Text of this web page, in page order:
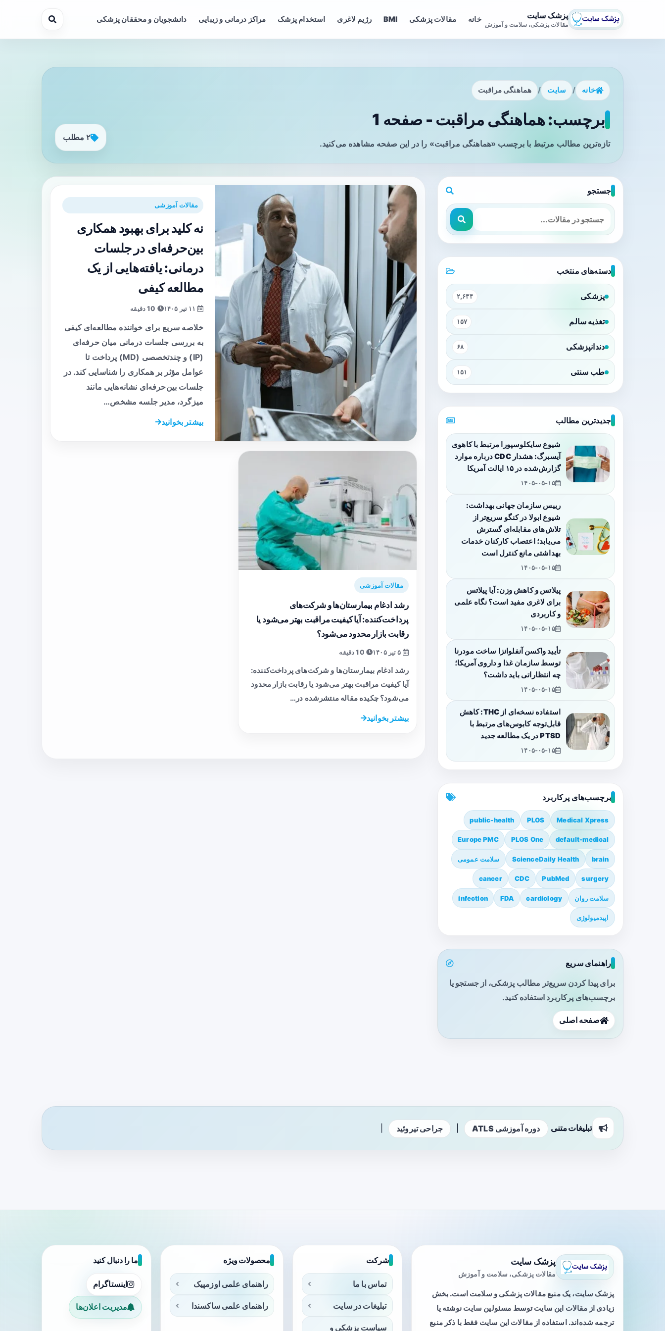
پزشک سایت
مقالات پزشکی، سلامت و آموزش
خانه مقالات پزشکی BMI رژیم لاغری استخدام پزشک مراکز درمانی و زیبایی دانشجویان و محققان پزشکی
خانه / سایت / هماهنگی مراقبت
برچسب: هماهنگی مراقبت - صفحه 1
تازه‌ترین مطالب مرتبط با برچسب «هماهنگی مراقبت» را در این صفحه مشاهده می‌کنید.
۲ مطلب
مقالات آموزشی
نه کلید برای بهبود همکاری
بین‌حرفه‌ای در جلسات
درمانی: یافته‌هایی از یک
مطالعه کیفی
خلاصه سریع برای خواننده مطالعه‌ای کیفی
به بررسی جلسات درمانی میان حرفه‌ای
(IP) و چندتخصصی (MD) پرداخت تا
عوامل مؤثر بر همکاری را شناسایی کند. در
جلسات بین‌حرفه‌ای نشانه‌هایی مانند
میزگرد، مدیر جلسه مشخص…
بیشتر بخوانید
مقالات آموزشی
رشد ادغام بیمارستان‌ها و شرکت‌های
پرداخت‌کننده: آیا کیفیت مراقبت بهتر می‌شود یا
رقابت بازار محدود می‌شود؟
رشد ادغام بیمارستان‌ها و شرکت‌های پرداخت‌کننده:
آیا کیفیت مراقبت بهتر می‌شود یا رقابت بازار محدود
می‌شود؟ چکیده مقاله منتشرشده در…
بیشتر بخوانید
جستجو
دسته‌های منتخب
پزشکی ۲,۶۳۴
تغذیه سالم ۱۵۷
دندانپزشکی ۶۸
طب سنتی ۱۵۱
جدیدترین مطالب
شیوع سایکلوسپورا مرتبط با کاهوی
آیسبرگ: هشدار CDC درباره موارد
گزارش‌شده در ۱۵ ایالت آمریکا
۱۴۰۵-۰۵-۱۵
رییس سازمان جهانی بهداشت:
شیوع ابولا در کنگو سریع‌تر از
تلاش‌های مقابله‌ای گسترش
می‌یابد؛ اعتصاب کارکنان خدمات
بهداشتی مانع کنترل است
۱۴۰۵-۰۵-۱۵
پیلاتس و کاهش وزن: آیا پیلاتس
برای لاغری مفید است؟ نگاه علمی
و کاربردی
۱۴۰۵-۰۵-۱۵
تأیید واکسن آنفلوانزا ساخت مودرنا
توسط سازمان غذا و داروی آمریکا؛
چه انتظاراتی باید داشت؟
۱۴۰۵-۰۵-۱۵
استفاده نسخه‌ای از THC: کاهش
قابل‌توجه کابوس‌های مرتبط با
PTSD در یک مطالعه جدید
۱۴۰۵-۰۵-۱۵
برچسب‌های پرکاربرد
Medical Xpress
PLOS
public-health
default-medical
PLOS One
Europe PMC
brain
ScienceDaily Health سلامت عمومی
surgery
PubMed
CDC
cancer
سلامت روان cardiology
FDA
infection
اپیدمیولوژی
راهنمای سریع
برای پیدا کردن سریع‌تر مطالب پزشکی، از جستجو یا
برچسب‌های پرکاربرد استفاده کنید.
صفحه اصلی
تبلیغات متنی دوره آموزشی ATLS جراحی تیروئید
پزشک سایت
مقالات پزشکی، سلامت و آموزش
پزشک سایت، یک منبع مقالات پزشکی و سلامت است. بخش
زیادی از مقالات این سایت توسط مسئولین سایت نوشته یا
ترجمه شده‌اند. استفاده از مقالات این سایت فقط با ذکر منبع
شرکت
تماس با ما
تبلیغات در سایت
سیاست پزشکی و
محصولات ویژه
راهنمای علمی اوزمپیک
راهنمای علمی ساکسندا
ما را دنبال کنید
اینستاگرام
مدیریت اعلان‌ها